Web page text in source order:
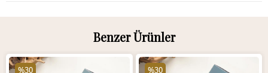
Benzer Ürünler
%30 %30